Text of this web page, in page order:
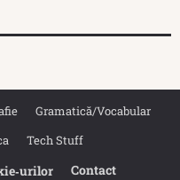
Gramatică/Vocabular
Tech Stuff
Contact